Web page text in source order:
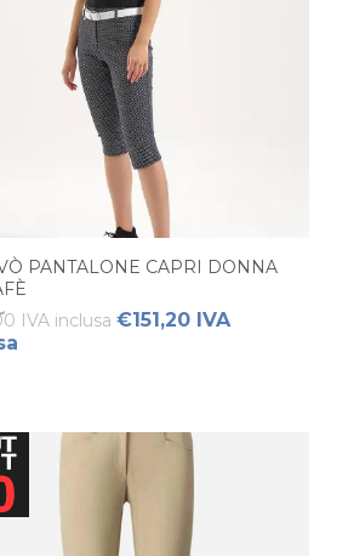
PANTALONE CAPRI DONNA
IVA inclusa €151,20 IVA